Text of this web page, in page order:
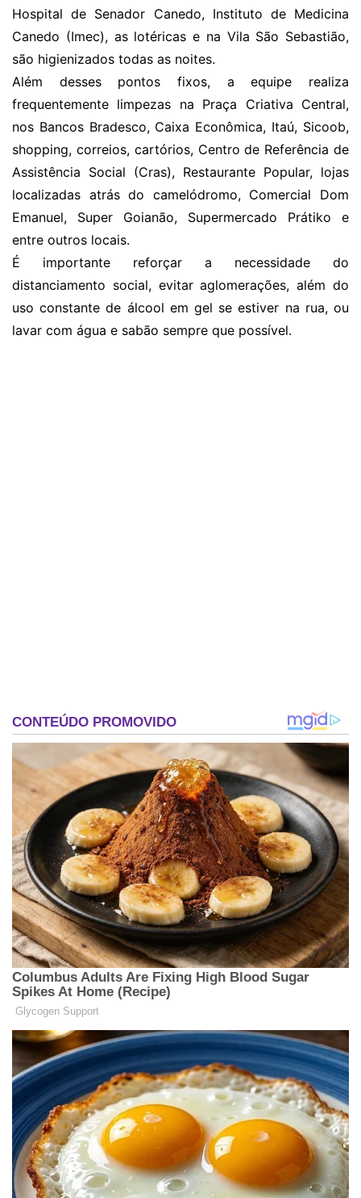
Hospital de Senador Canedo, Instituto de Medicina
Canedo (Imec), as lotéricas e na Vila São Sebastião,
são higienizados todas as noites.
Além desses pontos fixos, a equipe realiza
frequentemente limpezas na Praça Criativa Central,
nos Bancos Bradesco, Caixa Econômica, Itaú, Sicoob,
shopping, correios, cartórios, Centro de Referência de
Assistência Social (Cras), Restaurante Popular, lojas
localizadas atrás do camelódromo, Comercial Dom
Emanuel, Super Goianão, Supermercado Prátiko e
entre outros locais.
É importante reforçar a necessidade do
distanciamento social, evitar aglomerações, além do
uso constante de álcool em gel se estiver na rua, ou
lavar com água e sabão sempre que possível.